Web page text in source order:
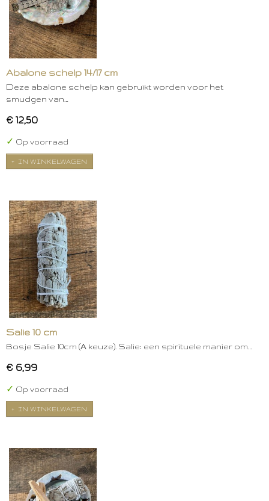
Abalone schelp 14/17 cm
Deze abalone schelp kan gebruikt worden voor het
smudgen van…
€ 12,50
✓ Op voorraad
IN WINKELWAGEN
Salie 10 cm
Bosje Salie 10cm (A keuze). Salie: een spirituele manier om…
€ 6,99
✓ Op voorraad
IN WINKELWAGEN